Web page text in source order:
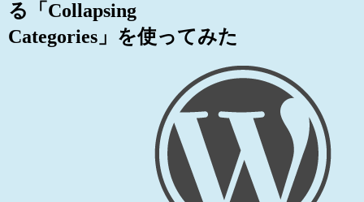
る「Collapsing
Categories」を使ってみた